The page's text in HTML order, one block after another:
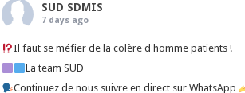
SUD SDMIS
7 days ago
Il faut se méfier de la colère d'homme patients !
La team SUD
Continuez de nous suivre en direct sur WhatsApp